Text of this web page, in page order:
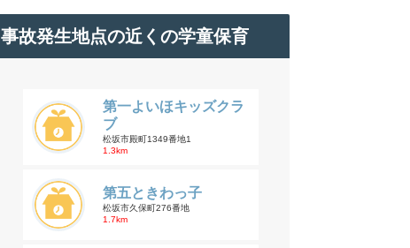
事故発生地点の近くの学童保育
第一よいほキッズクラ
ブ
松坂市殿町1349番地1
1.3km
第五ときわっ子
松坂市久保町276番地
1.7km